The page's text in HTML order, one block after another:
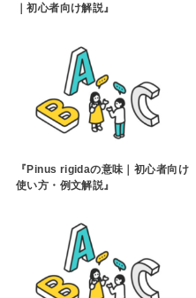
｜初心者向け解説』
『Pinus rigidaの意味｜初心者向け
使い方・例文解説』